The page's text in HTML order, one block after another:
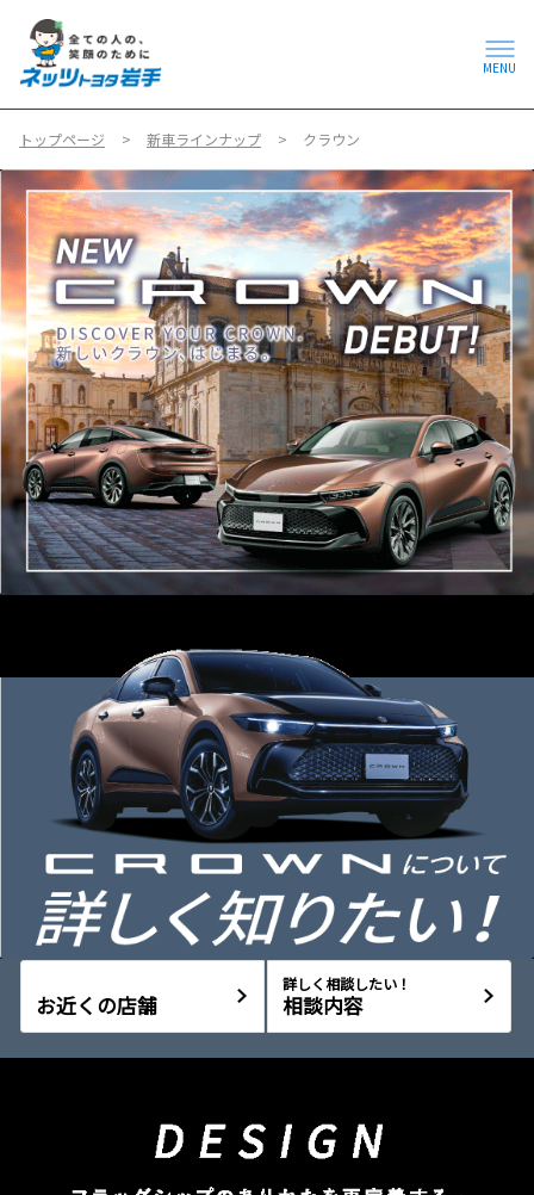
MENU
トップページ 新車ラインナップ クラウン
お近くの店舗
詳しく相談したい！
相談内容